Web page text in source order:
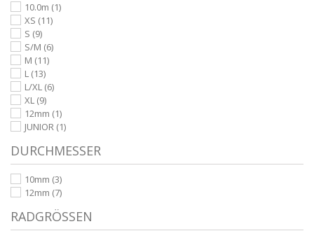
10.0m (1)
XS (11)
S (9)
S/M (6)
M (11)
L (13)
L/XL (6)
XL (9)
12mm (1)
JUNIOR (1)
DURCHMESSER
10mm (3)
12mm (7)
RADGRÖSSEN